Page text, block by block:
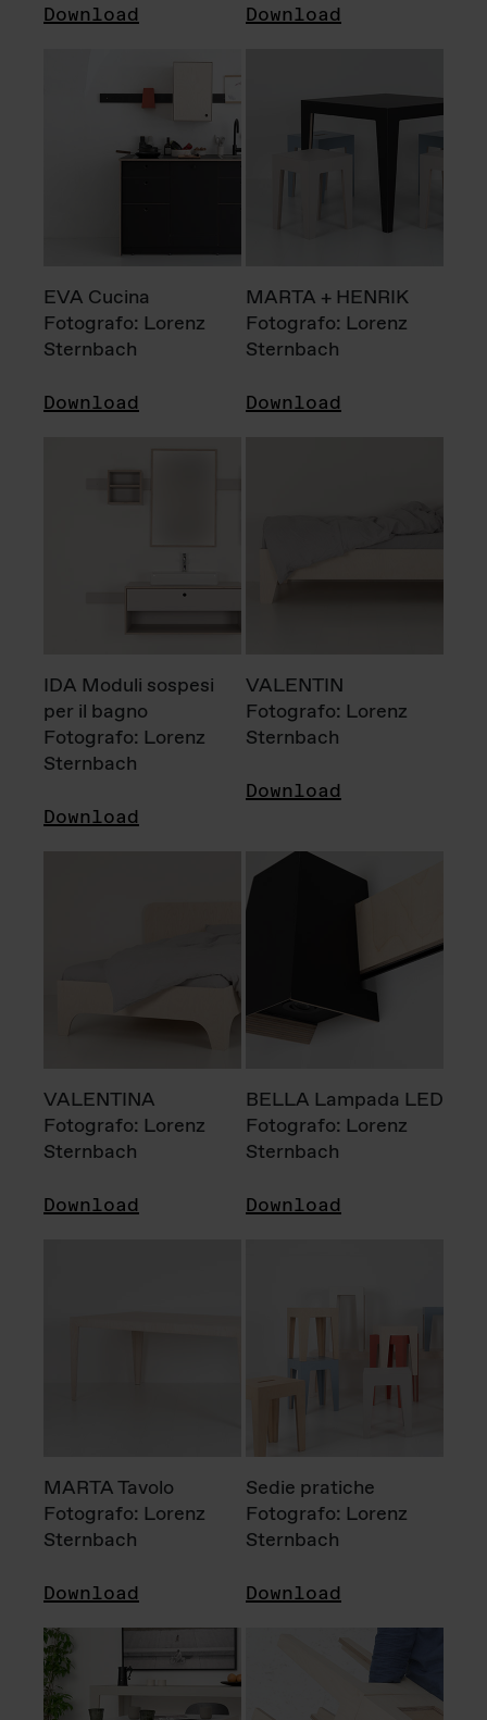
Download Download
EVA Cucina
Fotografo: Lorenz
Sternbach
Download
MARTA + HENRIK
Fotografo: Lorenz
Sternbach
Download
IDA Moduli sospesi
per il bagno
Fotografo: Lorenz
Sternbach
Download
VALENTIN
Fotografo: Lorenz
Sternbach
Download
VALENTINA
Fotografo: Lorenz
Sternbach
Download
BELLA Lampada LED
Fotografo: Lorenz
Sternbach
Download
MARTA Tavolo
Fotografo: Lorenz
Sternbach
Download
Sedie pratiche
Fotografo: Lorenz
Sternbach
Download